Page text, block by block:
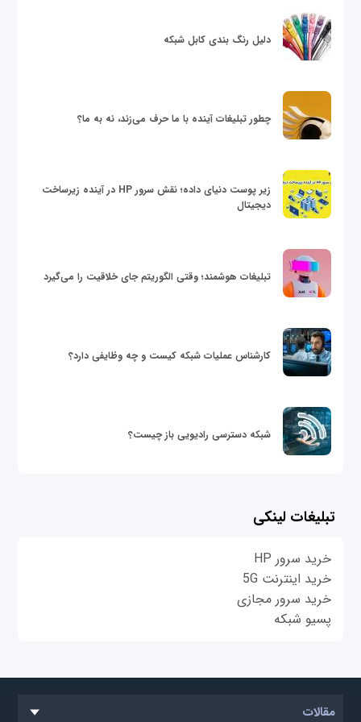
دلیل رنگ بندی کابل شبکه
چطور تبلیغات آینده با ما حرف می‌زند، نه به ما؟
زیر پوست دنیای داده؛ نقش سرور HP در آینده زیرساخت
دیجیتال
تبلیغات هوشمند؛ وقتی الگوریتم جای خلاقیت را می‌گیرد
کارشناس عملیات شبکه کیست و چه وظایفی دارد؟
شبکه دسترسی رادیویی باز چیست؟
تبلیغات لینکی
خرید سرور HP
خرید اینترنت 5G
خرید سرور مجازی
پسیو شبکه
مقالات